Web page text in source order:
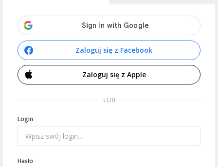
Zaloguj się z Facebook
Zaloguj się z Apple
LUB
Login
Hasło